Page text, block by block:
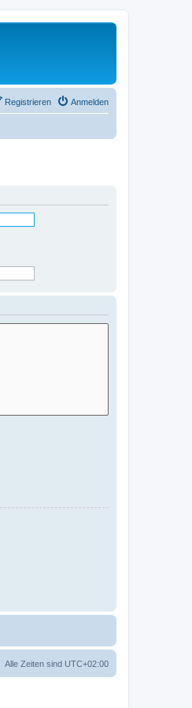
Anmelden
Registrieren
Alle Zeiten sind UTC+02:00